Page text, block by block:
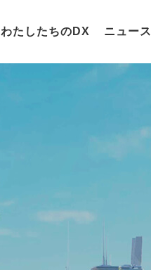
わたしたちのDX ニュース